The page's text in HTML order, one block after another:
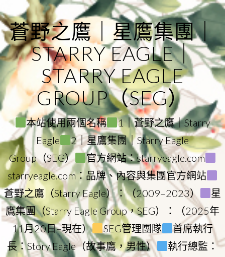
to
content
蒼野之鷹｜星鷹集團｜
STARRY EAGLE｜
STARRY EAGLE
GROUP（SEG）
本站使用兩個名稱
1｜蒼野之鷹｜Starry
Eagle
2｜星鷹集團｜Starry Eagle
Group（SEG）
官方網站：starryeagle.com
starryeagle.com：品牌、內容與集團官方網站
蒼野之鷹（Starry Eagle）：（2009–2023）
星
鷹集團（Starry Eagle Group，SEG）：（2025年
11月20日–現在）
SEG管理團隊
首席執行
長：Story Eagle（故事鷹，男性）
執行總監：